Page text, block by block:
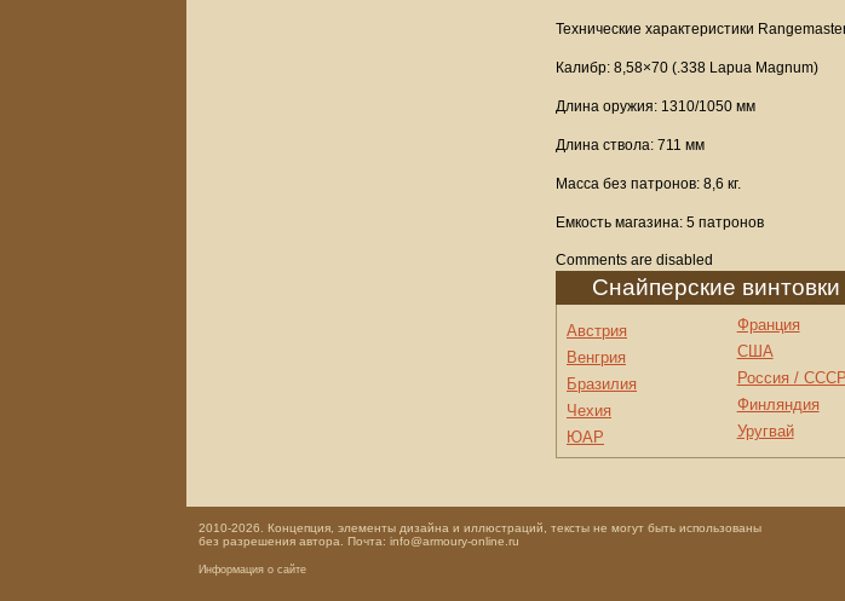
Технические характеристики
Калибр: 8,58×70 (.338 Lapua Magnum)
Длина оружия: 1310/1050 мм
Длина ствола: 711 мм
Масса без патронов: 8,6 кг.
Емкость магазина: 5 патронов
Comments are disabled
Снайперские винтовки
Австрия
Венгрия
Бразилия
Чехия
ЮАР
Франция
США
Россия / СССР
Финляндия
Уругвай
2010-2026. Концепция, элементы дизайна и иллюстраций, тексты не могут быть использованы
без разрешения автора. Почта: info@armoury-online.ru
Информация о сайте